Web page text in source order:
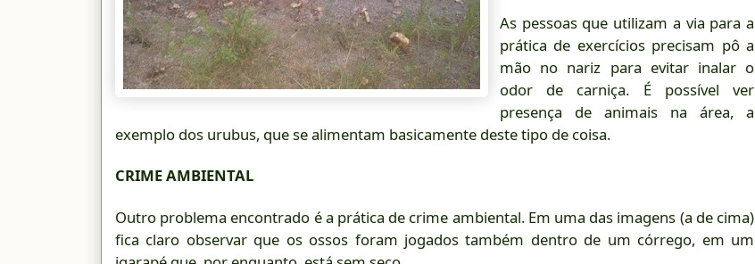
As pessoas que utilizam a via para a
prática de exercícios precisam pô a
mão no nariz para evitar inalar o
odor de carniça. É possível ver
presença de animais na área, a
exemplo dos urubus, que se alimentam basicamente deste tipo de coisa.
CRIME AMBIENTAL
Outro problema encontrado é a prática de crime ambiental. Em uma das imagens (a de cima)
fica claro observar que os ossos foram jogados também dentro de um córrego, em um